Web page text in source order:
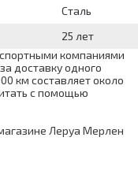
Сталь
25 лет
компаниями
доставку одного
км составляет около
с помощью
Леруа Мерлен